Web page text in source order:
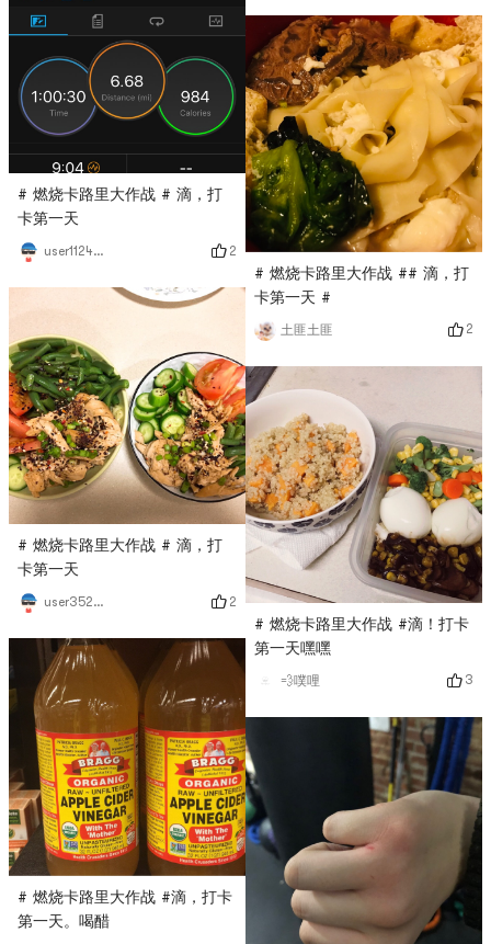
# 燃烧卡路里大作战 # 滴，打
卡第一天
user1124685845 2
# 燃烧卡路里大作战 # 滴，打
卡第一天
user3529676744 2
# 燃烧卡路里大作战 #滴，打卡
第一天。喝醋
# 燃烧卡路里大作战 ## 滴，打
卡第一天 #
土匪土匪 2
# 燃烧卡路里大作战 #滴！打卡
第一天嘿嘿
💨噗哩 3